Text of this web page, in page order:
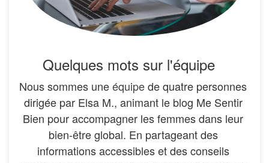
Quelques mots sur l'équipe
Nous sommes uneéquipede quatre personnes
dirigée par Elsa M., animant le blog Me Sentir
Bien pour accompagner les femmes dans leur
bien-être global. En partageant des
informations accessibles et des conseils